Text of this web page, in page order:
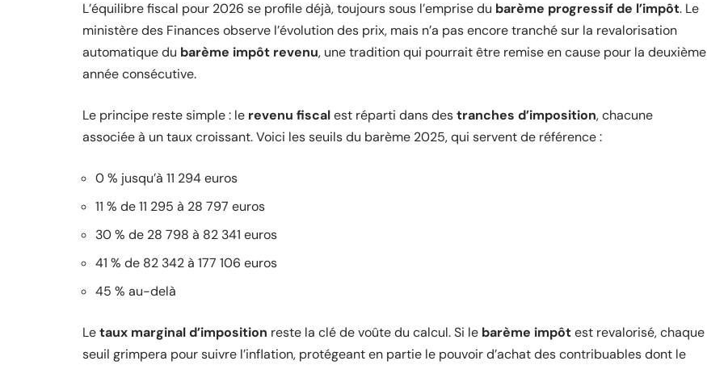
L’équilibre fiscal pour 2026 se profile déjà, toujours sous l’emprise du barème progressif de l’impôt. Le
ministère des Finances observe l’évolution des prix, mais n’a pas encore tranché sur la revalorisation
automatique du barème impôt revenu, une tradition qui pourrait être remise en cause pour la deuxième
année consécutive.
Le principe reste simple : le revenu fiscalest réparti dans destranches d’imposition, chacune
associée à un taux croissant. Voici les seuils du barème 2025, qui servent de référence :
0 % jusqu’à 11 294 euros
11 % de 11 295 à 28 797 euros
30 % de 28 798 à 82 341 euros
41 % de 82 342 à 177 106 euros
45 % au-delà
Letaux marginal d’imposition reste la clé de voûte du calcul. Si le barème impôtest revalorisé, chaque
seuil grimpera pour suivre l’inflation, protégeant en partie le pouvoir d’achat des contribuables dont le